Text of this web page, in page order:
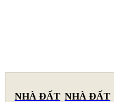
NHÀ ĐẤT NHÀ ĐẤT